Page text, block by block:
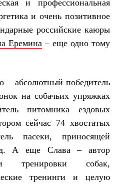
и профессиональная
и очень позитивное
российские каюры
Еремина – еще одно тому
– абсолютный победитель
на собачьих упряжках
питомника ездовых
сейчас 74 хвостатых
пасеки, приносящей
А еще Слава – автор
тренировки собак,
тренинги и целую